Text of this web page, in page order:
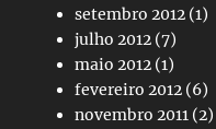
setembro 2012 (1)
julho 2012 (7)
maio 2012 (1)
fevereiro 2012 (6)
novembro 2011 (2)